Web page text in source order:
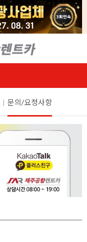
문의/요청사항